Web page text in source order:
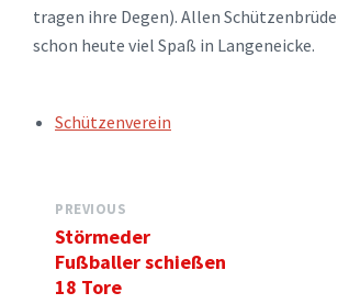
tragen ihre Degen). Allen
schon heute viel Spaß in Langeneicke.
TAGS:Schützenverein
PREVIOUS
Störmeder
Fußballer schießen
18 Tore